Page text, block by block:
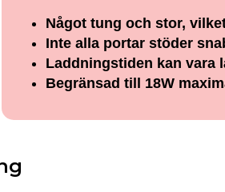
Något tung och stor,
Inte alla portar stöder
Laddningstiden kan vara
Begränsad till 18W